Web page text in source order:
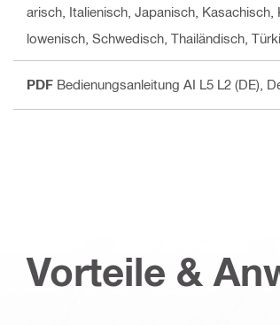
arisch, Italienisch, Japanisch,
lowenisch, Schwedisch, Thailändisch,
PDF Bedienungsanleitung AI L5 L2 (DE) ,
Vorteile &